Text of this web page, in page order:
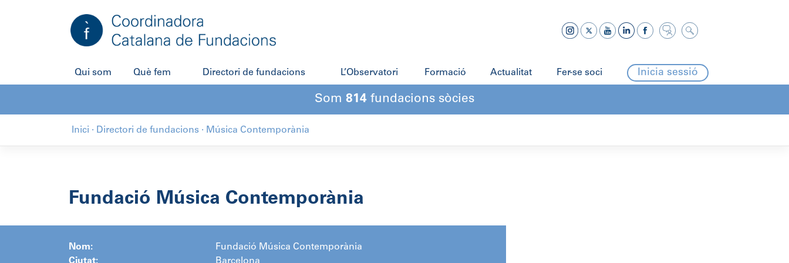
Qui som Què fem Directori de fundacions L’Observatori Formació Actualitat Fer-se soci Inicia sessió
Som 814 fundacions sòcies
Inici · Directori de fundacions · Música Contemporània
Fundació Música Contemporània
Nom:
Fundació Música Contemporània